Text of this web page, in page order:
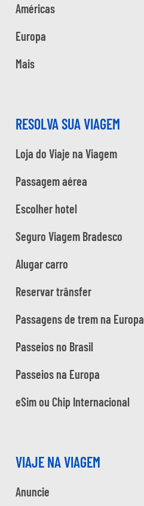
Américas
Europa
Mais
RESOLVA SUA VIAGEM
Loja do Viaje na Viagem
Passagem aérea
Escolher hotel
Seguro Viagem Bradesco
Alugar carro
Reservar trânsfer
Passagens de trem na Europa
Passeios no Brasil
Passeios na Europa
eSim ou Chip Internacional
VIAJE NA VIAGEM
Anuncie